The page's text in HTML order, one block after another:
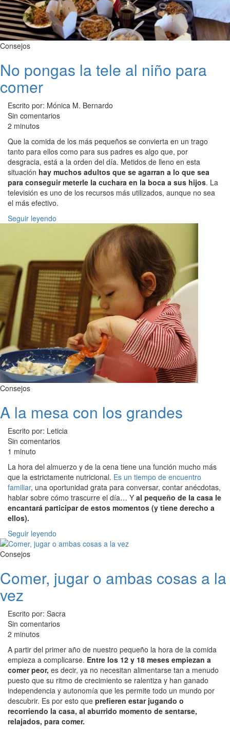
Consejos
No pongas la tele al niño para
comer
Escrito por: Mónica M. Bernardo
Sin comentarios
2 minutos
Que la comida de los más pequeños se convierta en un trago
tanto para ellos como para sus padres es algo que, por
desgracia, está a la orden del día. Metidos de lleno en esta
situación hay muchos adultos que se agarran a lo que sea
para conseguir meterle la cuchara en la boca a sus hijos. La
televisión es uno de los recursos más utilizados, aunque no sea
el más efectivo.
Seguir leyendo
Consejos
A la mesa con los grandes
Escrito por: Leticia
Sin comentarios
1 minuto
La hora del almuerzo y de la cena tiene una función mucho más
que la estrictamente nutricional. Es un tiempo de encuentro
familiar, una oportunidad grata para conversar, contar anécdotas,
hablar sobre cómo trascurre el día… Y al pequeño de la casa le
encantará participar de estos momentos (y tiene derecho a
ellos).
Seguir leyendo
Consejos
Comer, jugar o ambas cosas a la
vez
Escrito por: Sacra
Sin comentarios
2 minutos
A partir del primer año de nuestro pequeño la hora de la comida
empieza a complicarse. Entre los 12 y 18 meses empiezan a
comer peor, es decir, ya no necesitan alimentarse tan a menudo
puesto que su ritmo de crecimiento se ralentiza y han ganado
independencia y autonomía que les permite todo un mundo por
descubrir. Es por esto que prefieren estar jugando o
recorriendo la casa, al aburrido momento de sentarse,
relajados, para comer.